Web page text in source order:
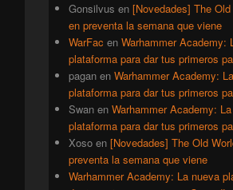
Gonsilvus en [Novedades] The
en preventa la semana que viene
WarFac en Warhammer Academy:
plataforma para dar tus primeros
pagan en Warhammer Academy:
plataforma para dar tus primeros
Swan en Warhammer Academy:
plataforma para dar tus primeros
Xoso en [Novedades] The Old
preventa la semana que viene
Warhammer Academy: La nueva